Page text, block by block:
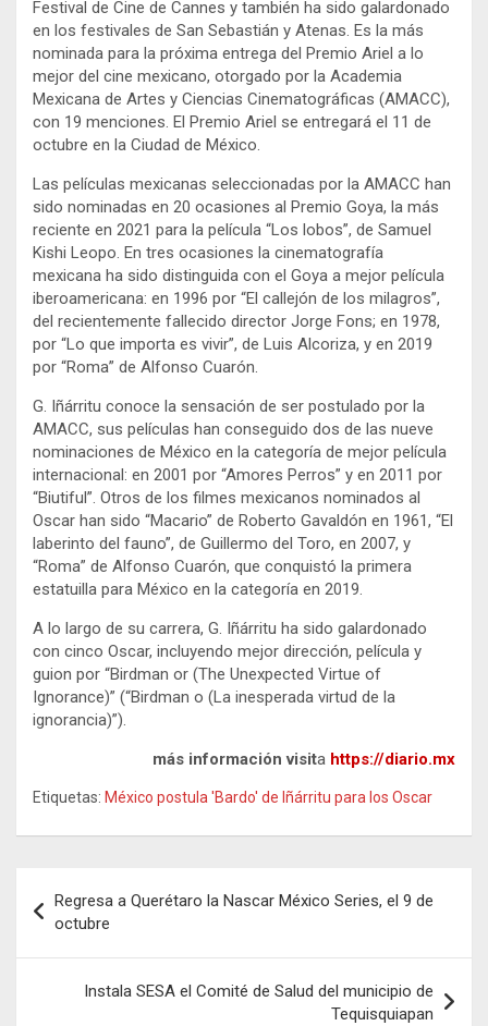
Festival de Cine de Cannes y también ha sido galardonado
en los festivales de San Sebastián y Atenas. Es la más
nominada para la próxima entrega del Premio Ariel a lo
mejor del cine mexicano, otorgado por la Academia
Mexicana de Artes y Ciencias Cinematográficas (AMACC),
con 19 menciones. El Premio Ariel se entregará el 11 de
octubre en la Ciudad de México.
Las películas mexicanas seleccionadas por la AMACC han
sido nominadas en 20 ocasiones al Premio Goya, la más
reciente en 2021 para la película “Los lobos”, de Samuel
Kishi Leopo. En tres ocasiones la cinematografía
mexicana ha sido distinguida con el Goya a mejor película
iberoamericana: en 1996 por “El callejón de los milagros”,
del recientemente fallecido director Jorge Fons; en 1978,
por “Lo que importa es vivir”, de Luis Alcoriza, y en 2019
por “Roma” de Alfonso Cuarón.
G. Iñárritu conoce la sensación de ser postulado por la
AMACC, sus películas han conseguido dos de las nueve
nominaciones de México en la categoría de mejor película
internacional: en 2001 por “Amores Perros” y en 2011 por
“Biutiful”. Otros de los filmes mexicanos nominados al
Oscar han sido “Macario” de Roberto Gavaldón en 1961, “El
laberinto del fauno”, de Guillermo del Toro, en 2007, y
“Roma” de Alfonso Cuarón, que conquistó la primera
estatuilla para México en la categoría en 2019.
A lo largo de su carrera, G. Iñárritu ha sido galardonado
con cinco Oscar, incluyendo mejor dirección, película y
guion por “Birdman or (The Unexpected Virtue of
Ignorance)” (“Birdman o (La inesperada virtud de la
ignorancia)”).
más información visita https://diario.mx
Etiquetas: México postula 'Bardo' de Iñárritu para los Oscar
de
entradas
Regresa a Querétaro la Nascar México Series, el 9 de
octubre
Instala SESA el Comité de Salud del municipio de
Tequisquiapan